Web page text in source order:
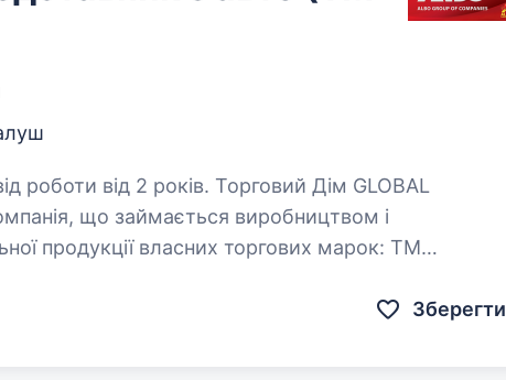
2 років. Торговий Дім GLOBAL
що займається виробництвом і
продукції власних торгових марок: ТМ
Зберегти